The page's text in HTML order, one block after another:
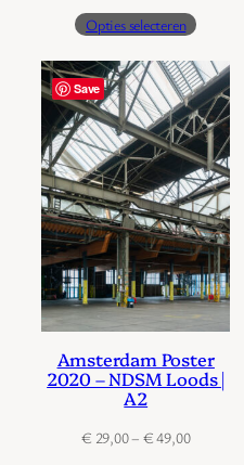
tot
Opties selecteren
Save
Amsterdam Poster
2020 – NDSM Loods |
A2
€ 29,00– €49,00Prijsklasse: